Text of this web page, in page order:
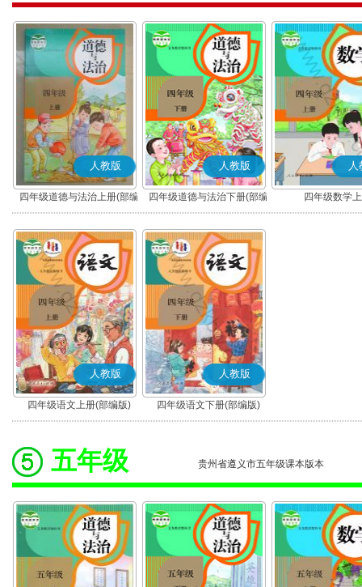
人教版
四年级道德与法治上册(部编
版)
人教版
四年级道德与法治下册(部编
版)
人
四年级数学
人教版
四年级语文上册(部编版)
人教版
四年级语文下册(部编版)
五年级 贵州省遵义市五年级课本版本